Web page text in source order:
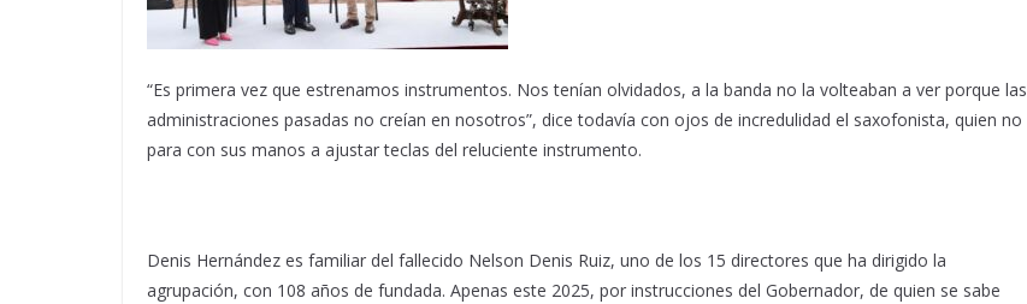
“Es primera vez que estrenamos instrumentos. Nos tenían olvidados, a la banda no la volteaban a ver porque las
administraciones pasadas no creían en nosotros”, dice todavía con ojos de incredulidad el saxofonista, quien no
para con sus manos a ajustar teclas del reluciente instrumento.
Denis Hernández es familiar del fallecido Nelson Denis Ruiz, uno de los 15 directores que ha dirigido la
agrupación, con 108 años de fundada. Apenas este 2025, por instrucciones del Gobernador, de quien se sabe